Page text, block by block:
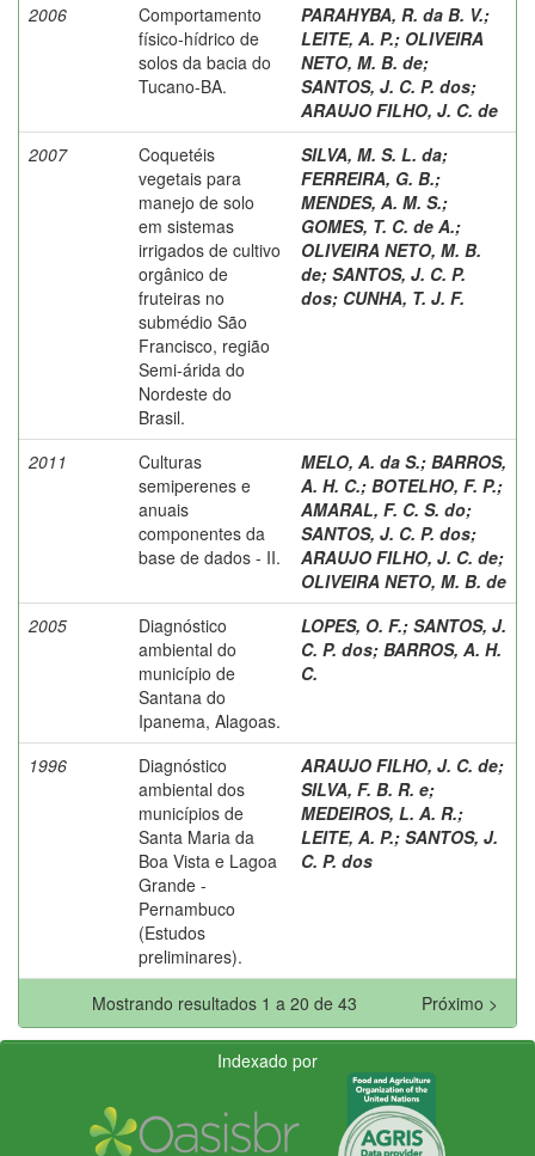
2006
Comportamento
físico-hídrico de
solos da bacia do
Tucano-BA.
PARAHYBA, R. da B. V.;
LEITE, A. P.; OLIVEIRA
NETO, M. B. de;
SANTOS, J. C. P. dos;
ARAUJO FILHO, J. C. de
2007
Coquetéis
vegetais para
manejo de solo
em sistemas
irrigados de cultivo
orgânico de
fruteiras no
submédio São
Francisco, região
Semi-árida do
Nordeste do
Brasil.
SILVA, M. S. L. da;
FERREIRA, G. B.;
MENDES, A. M. S.;
GOMES, T. C. de A.;
OLIVEIRA NETO, M. B.
de; SANTOS, J. C. P.
dos; CUNHA, T. J. F.
2011
Culturas
semiperenes e
anuais
componentes da
base de dados - II.
MELO, A. da S.; BARROS,
A. H. C.; BOTELHO, F. P.;
AMARAL, F. C. S. do;
SANTOS, J. C. P. dos;
ARAUJO FILHO, J. C. de;
OLIVEIRA NETO, M. B. de
2005
Diagnóstico
ambiental do
município de
Santana do
Ipanema, Alagoas.
LOPES, O. F.; SANTOS, J.
C. P. dos; BARROS, A. H.
C.
1996
Diagnóstico
ambiental dos
municípios de
Santa Maria da
Boa Vista e Lagoa
Grande -
Pernambuco
(Estudos
preliminares).
ARAUJO FILHO, J. C. de;
SILVA, F. B. R. e;
MEDEIROS, L. A. R.;
LEITE, A. P.; SANTOS, J.
C. P. dos
Mostrando resultados 1 a 20 de 43 Próximo >
Indexado por